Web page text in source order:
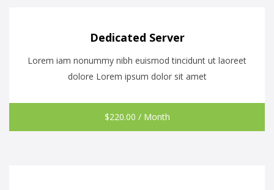
Dedicated Server
Lorem iam nonummy nibh euismod tincidunt ut laoreet
dolore Lorem ipsum dolor sit amet
$220.00 / Month